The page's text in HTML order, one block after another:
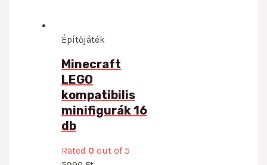
Építőjáték
Minecraft
LEGO
kompatibilis
minifigurák 16
db
Rated 0 out of 5